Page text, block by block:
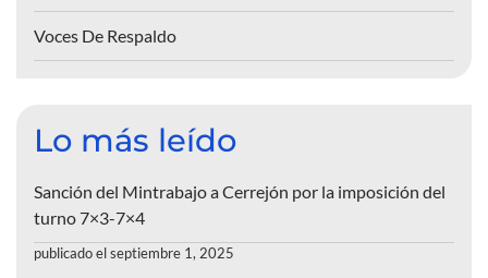
Voces De Respaldo
Lo más leído
Sanción del Mintrabajo a Cerrejón por la imposición del
turno 7×3-7×4
publicado el septiembre 1, 2025